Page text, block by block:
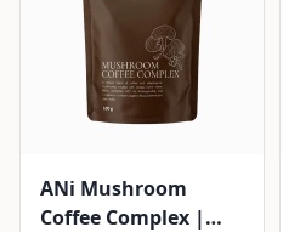
ANi Mushroom
Coffee Complex |